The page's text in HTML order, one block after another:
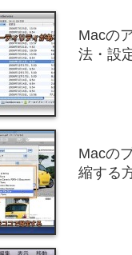
Macの
法・設
Macの
縮する